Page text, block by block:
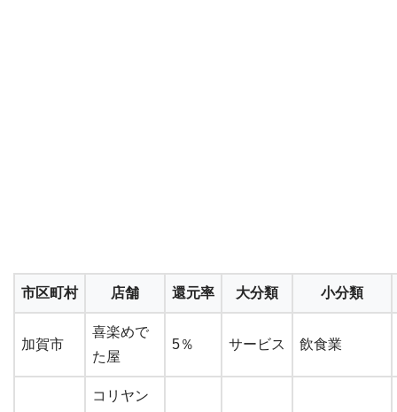
市区町村 店舗 還元率 大分類 小分類
加賀市
喜楽めで
た屋
5％ サービス 飲食業
コリヤン